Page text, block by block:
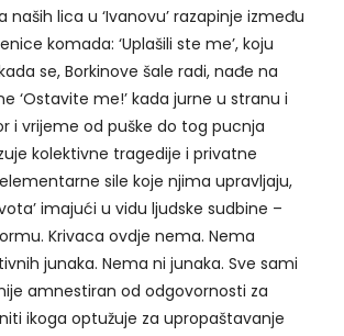
naših lica u ‘Ivanovu’ razapinje između
komada: ‘Uplašili ste me’, koju
se, Borkinove šale radi, nađe na
‘Ostavite me!’ kada jurne u stranu i
i vrijeme od puške do tog pucnja
kolektivne tragedije i privatne
sile koje njima upravljaju,
imajući u vidu ljudske sudbine –
Krivaca ovdje nema. Nema
junaka. Nema ni junaka. Sve sami
amnestiran od odgovornosti za
ikoga optužuje za upropaštavanje